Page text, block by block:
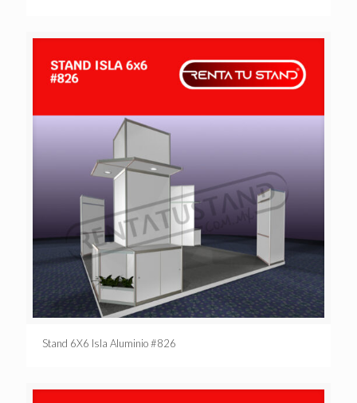
Stand 6X6 Isla Aluminio #826